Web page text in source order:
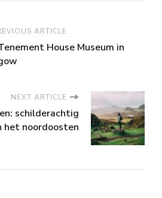
ARTICLE
House Museum in
NEXT ARTICLE
schilderachtig
het noordoosten